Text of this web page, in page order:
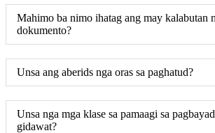
Mahimo ba nimo ihatag ang may kalabutan
dokumento?
Unsa ang aberids nga oras sa paghatud?
Unsa nga mga klase sa pamaagi sa
gidawat?